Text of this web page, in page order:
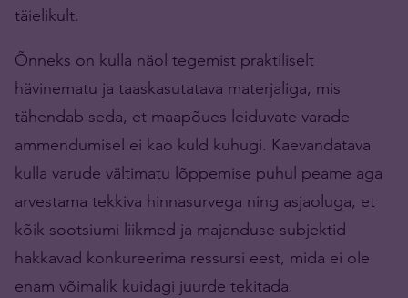
täielikult.
Õnneks on kulla näol tegemist praktiliselt
hävinematu ja taaskasutatava materjaliga, mis
tähendab seda, et maapõues leiduvate varade
ammendumisel ei kao kuld kuhugi. Kaevandatava
kulla varude vältimatu lõppemise puhul peame aga
arvestama tekkiva hinnasurvega ning asjaoluga, et
kõik sootsiumi liikmed ja majanduse subjektid
hakkavad konkureerima ressursi eest, mida ei ole
enam võimalik kuidagi juurde tekitada.